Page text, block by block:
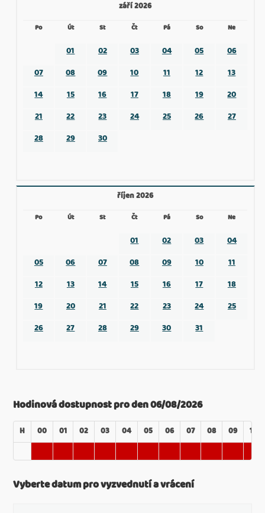
září 2026
Po Út St Čt Pá So Ne
01 02 03 04 05
06
07
08 09 10 11 12
13
14
15 16 17 18 19
20
21
22 23 24 25 26
27
28
29 30
říjen 2026
Po Út St Čt Pá So Ne
01 02 03
04
05
06 07 08 09 10
11
12
13 14 15 16 17
18
19
20 21 22 23 24
25
26
27 28 29 30 31
Hodinová dostupnost pro den 06/08/2026
H 00 01 02 03 04 05 06 07 08 09 10
Vyberte datum pro vyzvednutí a vrácení